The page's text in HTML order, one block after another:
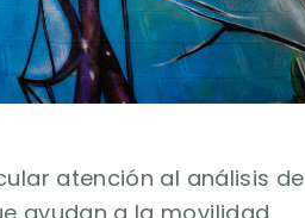
atención al análisis de
ayudan a la movilidad